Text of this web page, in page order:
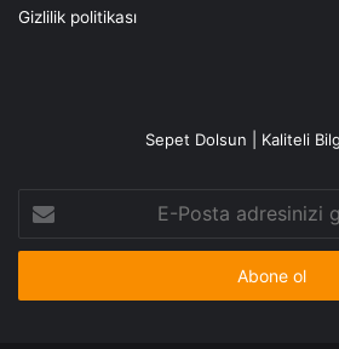
Gizlilik politikası
Sepet Dolsun | Kaliteli
Posta
adresinizi